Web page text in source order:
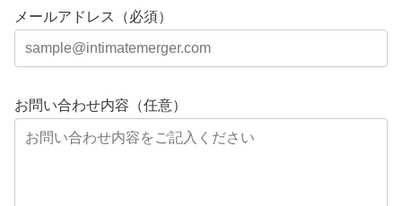
メールアドレス（必須）
お問い合わせ内容（任意）